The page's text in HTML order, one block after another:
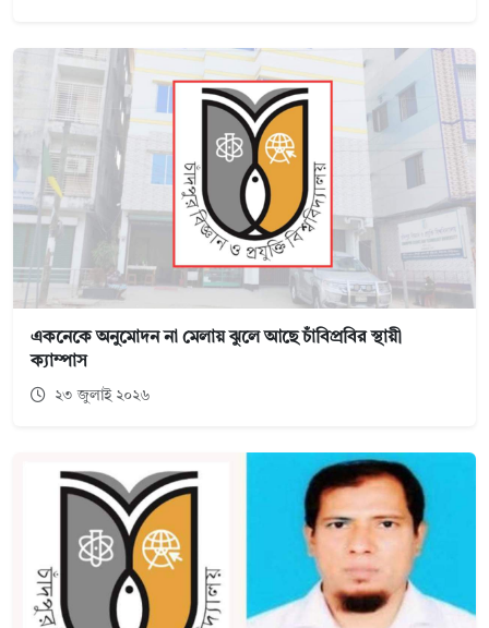
একনেকে অনুমোদন না মেলায় ঝুলে আছে চাঁবিপ্রবির স্থায়ী
ক্যাম্পাস
২৩ জুলাই ২০২৬